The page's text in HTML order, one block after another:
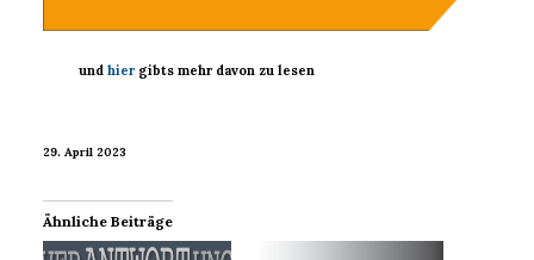
und hier gibts mehr davon zu lesen
29. April 2023
Ähnliche Beiträge